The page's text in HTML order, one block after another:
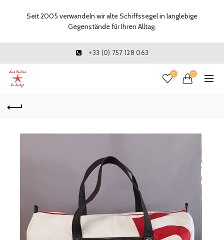
+33 (0) 757 128 063
0 0
Seit 2005 verwandeln wir alte Schiffssegel in langlebige
Gegenstände für Ihren Alltag.